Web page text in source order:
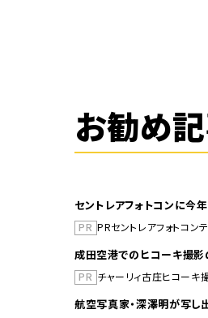
お勧め
セントレアフォトコンに今
PR PRセントレアフォトコン
成田空港でのヒコーキ撮影
PR チャーリィ古庄ヒコーキ
航空写真家・深澤明が写し